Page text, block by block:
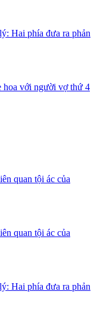
Hai phía đưa ra phản
hoa với người vợ thứ 4
quan tội ác của
quan tội ác của
Hai phía đưa ra phản